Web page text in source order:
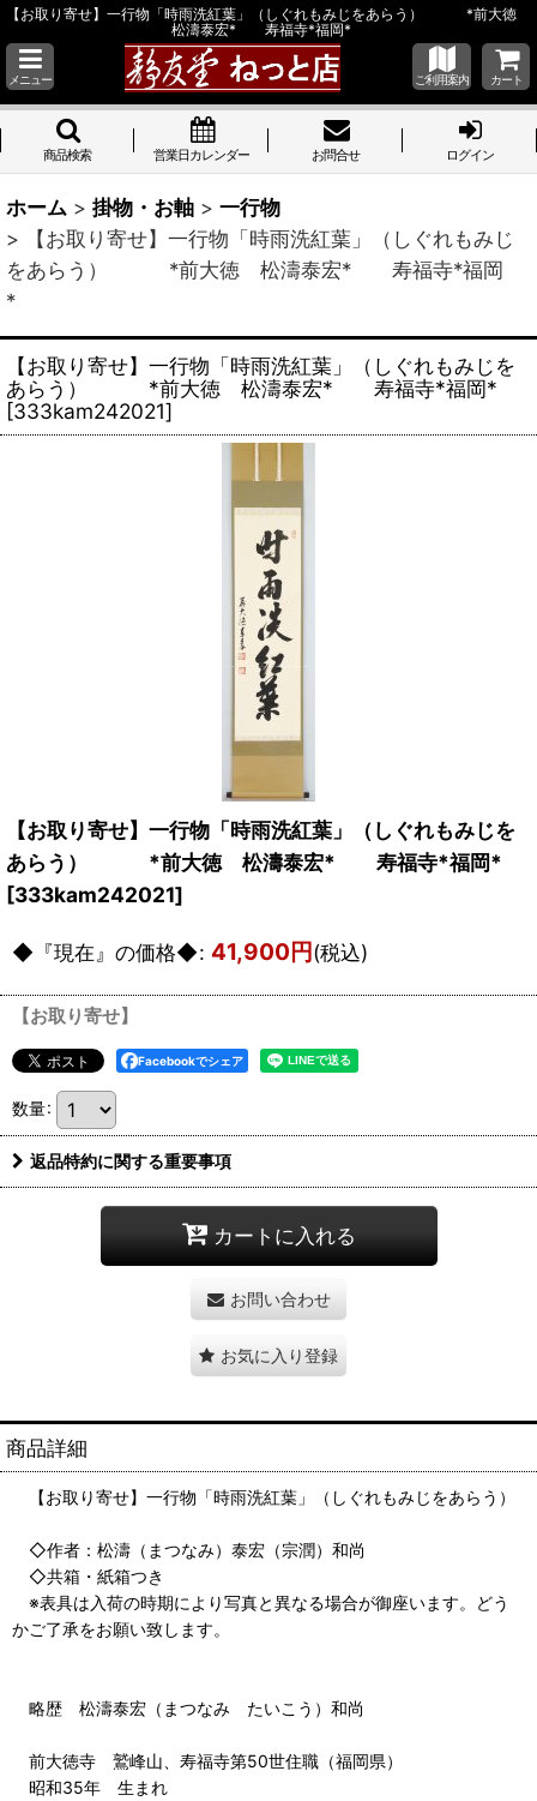
【お取り寄せ】一行物「時雨洗紅葉」（しぐれもみじをあらう） *前大徳
松濤泰宏* 寿福寺*福岡*
メニュー ご利用案内 カート
商品検索 営業日カレンダー お問合せ ログイン
ホーム > 掛物・お軸 > 一行物
>
【お取り寄せ】一行物「時雨洗紅葉」（しぐれもみじ
をあらう） *前大徳 松濤泰宏* 寿福寺*福岡
*
【お取り寄せ】一行物「時雨洗紅葉」（しぐれもみじを
あらう） *前大徳 松濤泰宏* 寿福寺*福岡*
[333kam242021]
【お取り寄せ】一行物「時雨洗紅葉」（しぐれもみじを
あらう） *前大徳 松濤泰宏* 寿福寺*福岡*
[333kam242021]
◆『現在』の価格◆: 41,900円(税込)
【お取り寄せ】
Facebookでシェア
数量:
返品特約に関する重要事項
カートに入れる
お問い合わせ
お気に入り登録
商品詳細
【お取り寄せ】一行物「時雨洗紅葉」（しぐれもみじをあらう）
◇作者：松濤（まつなみ）泰宏（宗潤）和尚
◇共箱・紙箱つき
※表具は入荷の時期により写真と異なる場合が御座います。どう
かご了承をお願い致します。
略歴 松濤泰宏（まつなみ たいこう）和尚
前大徳寺 鷲峰山、寿福寺第50世住職（福岡県）
昭和35年 生まれ